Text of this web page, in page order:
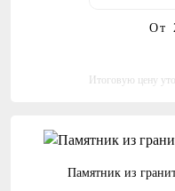
От
Итоговую цену
Памятник из